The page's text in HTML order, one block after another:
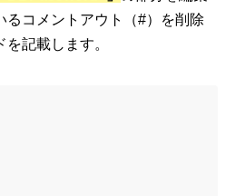
るコメントアウト（#）を削除
記載します。